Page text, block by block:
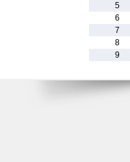
5
6
7
8
9